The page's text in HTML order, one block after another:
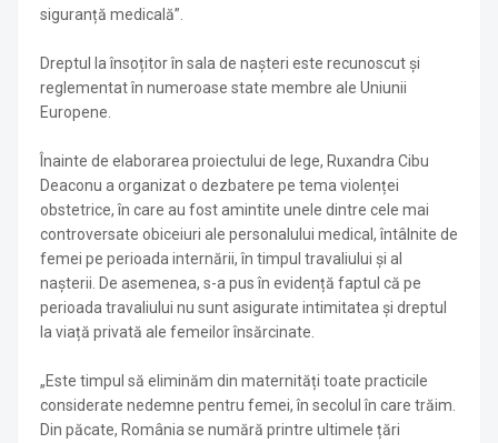
siguranță medicală”.
Dreptul la însoțitor în sala de nașteri este recunoscut și
reglementat în numeroase state membre ale Uniunii
Europene.
Înainte de elaborarea proiectului de lege, Ruxandra Cibu
Deaconu a organizat o dezbatere pe tema violenței
obstetrice, în care au fost amintite unele dintre cele mai
controversate obiceiuri ale personalului medical, întâlnite de
femei pe perioada internării, în timpul travaliului și al
nașterii. De asemenea, s-a pus în evidență faptul că pe
perioada travaliului nu sunt asigurate intimitatea și dreptul
la viață privată ale femeilor însărcinate.
„Este timpul să eliminăm din maternități toate practicile
considerate nedemne pentru femei, în secolul în care trăim.
Din păcate, România se numără printre ultimele țări